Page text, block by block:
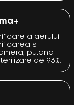
a aerului
si
putand
de 93%.